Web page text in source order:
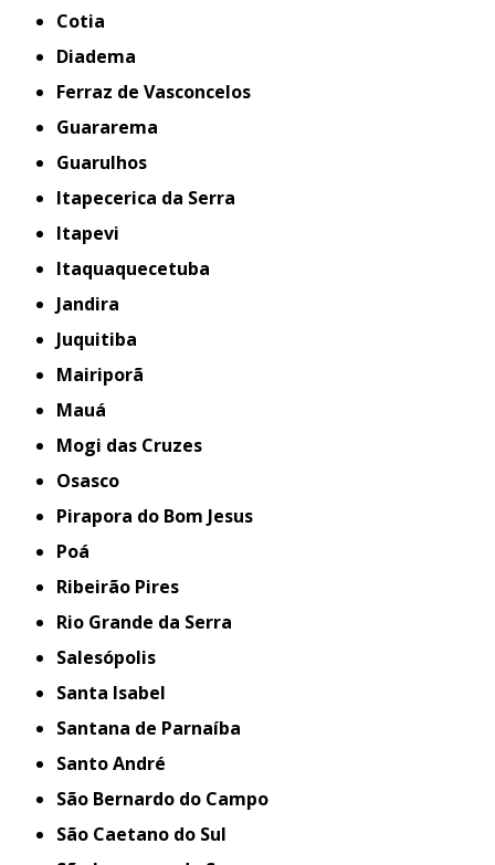
Cotia
Diadema
Ferraz de Vasconcelos
Guararema
Guarulhos
Itapecerica da Serra
Itapevi
Itaquaquecetuba
Jandira
Juquitiba
Mairiporã
Mauá
Mogi das Cruzes
Osasco
Pirapora do Bom Jesus
Poá
Ribeirão Pires
Rio Grande da Serra
Salesópolis
Santa Isabel
Santana de Parnaíba
Santo André
São Bernardo do Campo
São Caetano do Sul